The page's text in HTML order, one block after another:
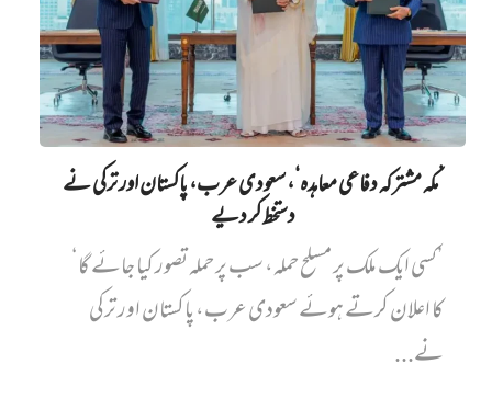
’مکہ مشترکہ دفاعی معاہدہ‘، سعودی عرب، پاکستان اور ترکی نے
دستخط کر دیے
’کسی ایک ملک پر مسلح حملہ، سب پر حملہ تصور کیا جائے گا‘
کا اعلان کرتے ہوئے سعودی عرب، پاکستان اور ترکی
نے...